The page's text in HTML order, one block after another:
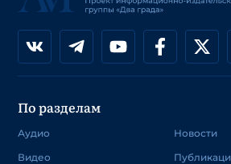
По разделам
Аудио
Видео
Новости